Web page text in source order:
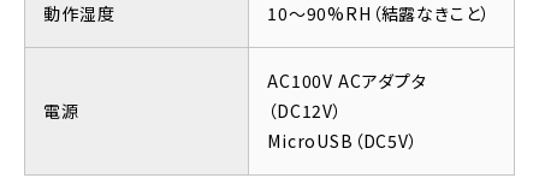
動作湿度 10～90%RH（結露なきこと）
電源
AC100V ACアダプタ
（DC12V）
MicroUSB（DC5V）